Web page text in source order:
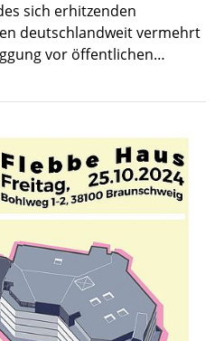
sich erhitzenden
deutschlandweit vermehrt
vor öffentlichen…